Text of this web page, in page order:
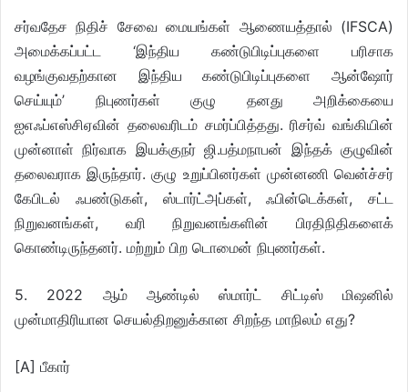
சர்வதேச நிதிச் சேவை மையங்கள் ஆணையத்தால் (IFSCA)
அமைக்கப்பட்ட ‘இந்திய கண்டுபிடிப்புகளை பரிசாக
வழங்குவதற்கான இந்திய கண்டுபிடிப்புகளை ஆன்ஷோர்
செய்யும்’ நிபுணர்கள் குழு தனது அறிக்கையை
ஐஎஃப்எஸ்சிஏவின் தலைவரிடம் சமர்ப்பித்தது. ரிசர்வ் வங்கியின்
முன்னாள் நிர்வாக இயக்குநர் ஜி.பத்மநாபன் இந்தக் குழுவின்
தலைவராக இருந்தார். குழு உறுப்பினர்கள் முன்னணி வென்ச்சர்
கேபிடல் ஃபண்டுகள், ஸ்டார்ட்அப்கள், ஃபின்டெக்கள், சட்ட
நிறுவனங்கள், வரி நிறுவனங்களின் பிரதிநிதிகளைக்
கொண்டிருந்தனர். மற்றும் பிற டொமைன் நிபுணர்கள்.
5. 2022 ஆம் ஆண்டில் ஸ்மார்ட் சிட்டிஸ் மிஷனில்
முன்மாதிரியான செயல்திறனுக்கான சிறந்த மாநிலம் எது?
[A] பீகார்